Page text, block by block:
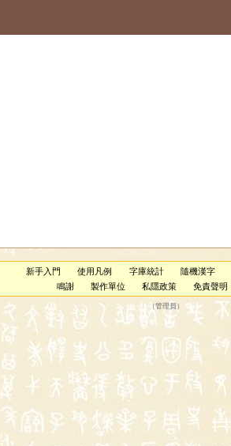
新手入門 使用凡例 字庫統計 隨機漢字
鳴謝
製作單位 私隱政策 免責聲明
（管理員 ）